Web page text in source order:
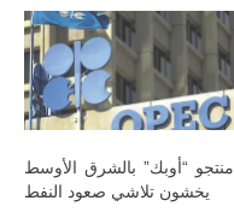
منتجو “أوبك” بالشرق الأوسط
يخشون تلاشي صعود النفط